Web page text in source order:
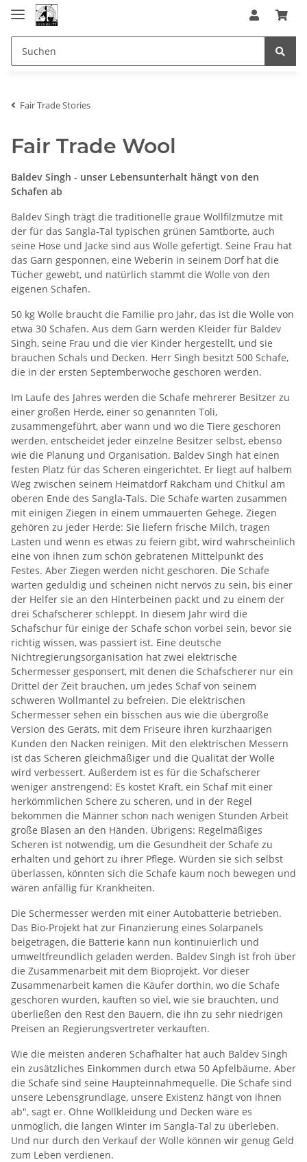
Fair Trade Stories
Fair Trade Wool
Baldev Singh - unser Lebensunterhalt hängt von den
Schafen ab
Baldev Singh trägt die traditionelle graue Wollfilzmütze mit
der für das Sangla-Tal typischen grünen Samtborte, auch
seine Hose und Jacke sind aus Wolle gefertigt. Seine Frau hat
das Garn gesponnen, eine Weberin in seinem Dorf hat die
Tücher gewebt, und natürlich stammt die Wolle von den
eigenen Schafen.
50 kg Wolle braucht die Familie pro Jahr, das ist die Wolle von
etwa 30 Schafen. Aus dem Garn werden Kleider für Baldev
Singh, seine Frau und die vier Kinder hergestellt, und sie
brauchen Schals und Decken. Herr Singh besitzt 500 Schafe,
die in der ersten Septemberwoche geschoren werden.
Im Laufe des Jahres werden die Schafe mehrerer Besitzer zu
einer großen Herde, einer so genannten Toli,
zusammengeführt, aber wann und wo die Tiere geschoren
werden, entscheidet jeder einzelne Besitzer selbst, ebenso
wie die Planung und Organisation. Baldev Singh hat einen
festen Platz für das Scheren eingerichtet. Er liegt auf halbem
Weg zwischen seinem Heimatdorf Rakcham und Chitkul am
oberen Ende des Sangla-Tals. Die Schafe warten zusammen
mit einigen Ziegen in einem ummauerten Gehege. Ziegen
gehören zu jeder Herde: Sie liefern frische Milch, tragen
Lasten und wenn es etwas zu feiern gibt, wird wahrscheinlich
eine von ihnen zum schön gebratenen Mittelpunkt des
Festes. Aber Ziegen werden nicht geschoren. Die Schafe
warten geduldig und scheinen nicht nervös zu sein, bis einer
der Helfer sie an den Hinterbeinen packt und zu einem der
drei Schafscherer schleppt. In diesem Jahr wird die
Schafschur für einige der Schafe schon vorbei sein, bevor sie
richtig wissen, was passiert ist. Eine deutsche
Nichtregierungsorganisation hat zwei elektrische
Schermesser gesponsert, mit denen die Schafscherer nur ein
Drittel der Zeit brauchen, um jedes Schaf von seinem
schweren Wollmantel zu befreien. Die elektrischen
Schermesser sehen ein bisschen aus wie die übergroße
Version des Geräts, mit dem Friseure ihren kurzhaarigen
Kunden den Nacken reinigen. Mit den elektrischen Messern
ist das Scheren gleichmäßiger und die Qualität der Wolle
wird verbessert. Außerdem ist es für die Schafscherer
weniger anstrengend: Es kostet Kraft, ein Schaf mit einer
herkömmlichen Schere zu scheren, und in der Regel
bekommen die Männer schon nach wenigen Stunden Arbeit
große Blasen an den Händen. Übrigens: Regelmäßiges
Scheren ist notwendig, um die Gesundheit der Schafe zu
erhalten und gehört zu ihrer Pflege. Würden sie sich selbst
überlassen, könnten sich die Schafe kaum noch bewegen und
wären anfällig für Krankheiten.
Die Schermesser werden mit einer Autobatterie betrieben.
Das Bio-Projekt hat zur Finanzierung eines Solarpanels
beigetragen, die Batterie kann nun kontinuierlich und
umweltfreundlich geladen werden. Baldev Singh ist froh über
die Zusammenarbeit mit dem Bioprojekt. Vor dieser
Zusammenarbeit kamen die Käufer dorthin, wo die Schafe
geschoren wurden, kauften so viel, wie sie brauchten, und
überließen den Rest den Bauern, die ihn zu sehr niedrigen
Preisen an Regierungsvertreter verkauften.
Wie die meisten anderen Schafhalter hat auch Baldev Singh
ein zusätzliches Einkommen durch etwa 50 Apfelbäume. Aber
die Schafe sind seine Haupteinnahmequelle. Die Schafe sind
unsere Lebensgrundlage, unsere Existenz hängt von ihnen
ab", sagt er. Ohne Wollkleidung und Decken wäre es
unmöglich, die langen Winter im Sangla-Tal zu überleben.
Und nur durch den Verkauf der Wolle können wir genug Geld
zum Leben verdienen.